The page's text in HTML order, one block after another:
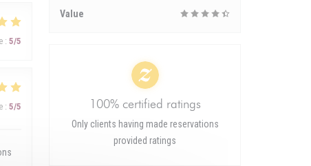
: 5/5
: 5/5
Value
100% certified ratings
Only clients having made reservations
provided ratings